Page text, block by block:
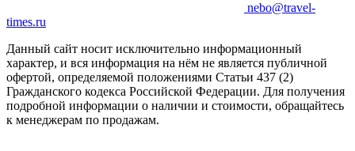
nebo@travel-
times.ru
Данный сайт носит исключительно информационный
характер, и вся информация на нём не является публичной
офертой, определяемой положениями Статьи 437 (2)
Гражданского кодекса Российской Федерации. Для получения
подробной информации о наличии и стоимости, обращайтесь
к менеджерам по продажам.